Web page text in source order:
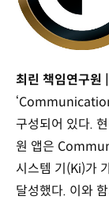
최린 책임연구원 |
구성되어 있다.
원 앱은
시스템 기(Ki)가
달성했다. 이와